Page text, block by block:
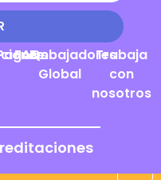
FAQs
Embajadores
Global
Trabaja
con
nosotros